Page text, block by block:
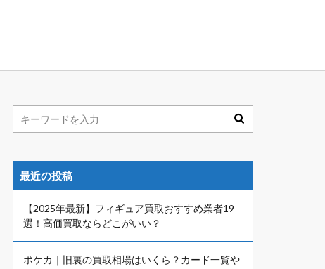
最近の投稿
【2025年最新】フィギュア買取おすすめ業者19
選！高価買取ならどこがいい？
ポケカ｜旧裏の買取相場はいくら？カード一覧や